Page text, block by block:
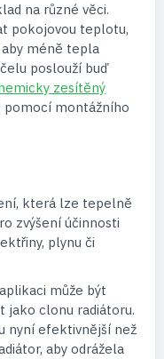
na různé věci.
pokojovou teplotu,
méně tepla
poslouží buď
zesítěný
pomocí montážního
která lze tepelně
zvýšení účinnosti
plynu či
může být
jako clonu radiátoru.
nyní efektivnější než
aby odrážela